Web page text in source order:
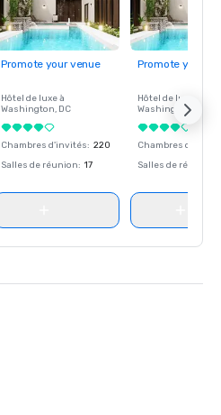
Promote your venue
Hôtel de luxe à
Washington, DC
Chambres d'invités: 220
Salles de réunion: 17
Promote your
Hôtel de luxe à
Washington
Chambres
Salles de réunion